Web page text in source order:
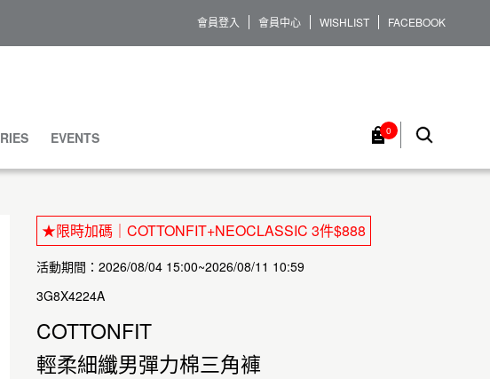
會員登入 會員中心 WISHLIST FACEBOOK
EVENTS 0
★限時加碼｜COTTONFIT+NEOCLASSIC 3件$888
活動期間：2026/08/04 15:00~2026/08/11 10:59
3G8X4224A
COTTONFIT
輕柔細纖男彈力棉三角褲